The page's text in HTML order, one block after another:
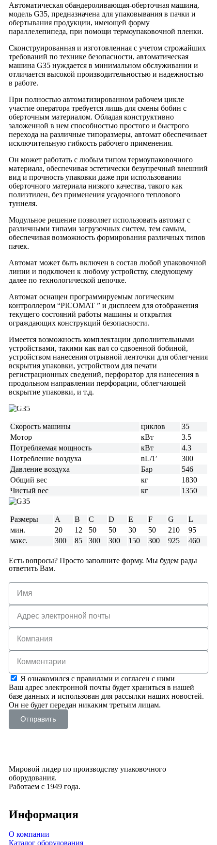
Автоматическая обандероливающая-оберточная машина,
модель G35, предназначена для упаковывания в пачки и
обертывания продукции, имеющей форму
параллелепипеда, при помощи термоупаковочной пленки.
Сконструированная и изготовленная с учетом строжайших
требований по технике безопасности, автоматическая
машина G35 нуждается в минимальном обслуживании и
отличается высокой производительностью и надежностью
в работе.
При полностью автоматизированном рабочем цикле
участие оператора требуется лишь для смены бобин с
оберточным материалом. Обладая конструктивно
заложенной в нем способностью простого и быстрого
перехода на различные типоразмеры, автомат обеспечивает
исключительную гибкость рабочего применения.
Он может работать с любым типом термоупаковочного
материала, обеспечивая эстетически безупречный внешний
вид и прочность упаковки даже при использовании
оберточного материала низкого качества, такого как
полиэтилен, без применения усадочного теплового
туннеля.
Модульное решение позволяет использовать автомат с
различными типами загрузочных систем, тем самым,
обеспечивая возможность формирования различных типов
пачек.
Автомат может быть включен в состав любой упаковочной
линии и подключен к любому устройству, следующему
далее по технологической цепочке.
Автомат оснащен программируемым логическим
контроллером “PICOMAT ” и дисплеем для отображения
текущего состояний работы машины и открытия
ограждающих конструкций безопасности.
Имеется возможность комплектации дополнительными
устройствами, такими как вал со сдвоенной бобиной,
устройством нанесения отрывной ленточки для облегчения
вскрытия упаковки, устройством для печати
регистрационных сведений, перфоратор для нанесения в
продольном направлении перфорации, облегчающей
вскрытие упаковки, и т.д.
Скорость машины циклов
35
Мотор
кВт
3.5
Потребляемая мощность
кВт
4.3
Потребление воздуха
nL/1′
300
Давление воздуха
Бар
546
Общий вес
кг
1830
Чистый вес
кг 1350
Размеры A B C D E F G
L
мин.
20 12 50 50 30 50 210
95
макс.
300 85 300 300 150 300 925 460
Есть вопросы? Просто заполните форму. Мы будем рады
ответить Вам.
Я ознакомился с правилами и согласен с ними
Ваш адрес электронной почты будет храниться в нашей
базе данных и использован для рассылки наших новостей.
Он не будет передан никаким третьим лицам.
Отправить
Мировой лидер по производству упаковочного
оборудования.
Работаем с 1949 года.
Информация
О компании
Каталог оборудования